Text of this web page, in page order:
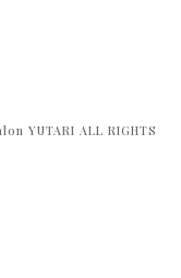
YUTARI ALL RIGHTS